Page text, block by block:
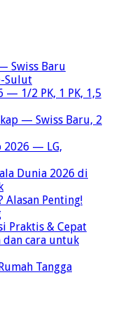
Swiss Baru
Sulut
— 1/2 PK, 1 PK, 1,5
— Swiss Baru, 2
2026 — LG,
Dunia 2026 di
Alasan Penting!
Praktis & Cepat
dan cara untuk
Tangga